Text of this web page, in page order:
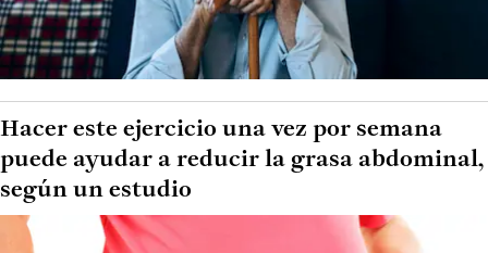
Hacer este ejercicio una vez por semana
puede ayudar a reducir la grasa abdominal,
según un estudio